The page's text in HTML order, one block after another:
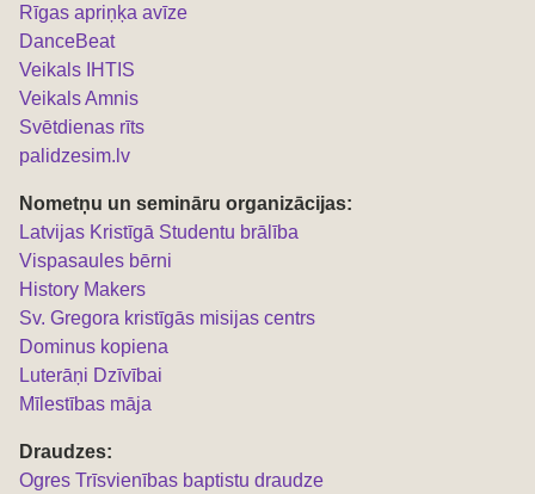
Rīgas apriņķa avīze
DanceBeat
Veikals IHTIS
Veikals Amnis
Svētdienas rīts
palidzesim.lv
Nometņu un semināru organizācijas:
Latvijas Kristīgā Studentu brālība
Vispasaules bērni
History Makers
Sv. Gregora kristīgās misijas centrs
Dominus kopiena
Luterāņi Dzīvībai
Mīlestības māja
Draudzes:
Ogres Trīsvienības baptistu draudze